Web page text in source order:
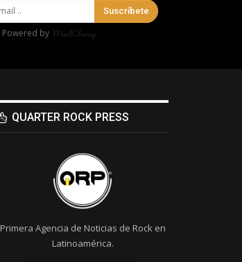
Suscríbete
Powered by
QUARTER ROCK PRESS
Primera Agencia de Noticias de Rock en
Latinoamérica.